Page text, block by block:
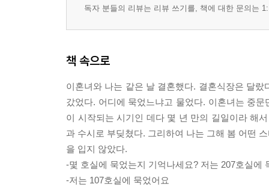
독자 분들의 리뷰는 리뷰 쓰기를, 책에 대한 문의는
책 속으로
이혼녀와 나는 같은 날 결혼했다. 결혼식장은 달
갔었다. 어디에 묵었느냐고 물었다. 이혼녀는 중
이 시작되는 시기인 데다 몇 년 만의 길일이라 해
과 수시로 부딪쳤다. 그리하여 나는 그해 봄 어떤
을 입지 않았다.
-몇 호실에 묵었는지 기억나세요? 저는 207호실에
-저는 107호실에 묵었어요